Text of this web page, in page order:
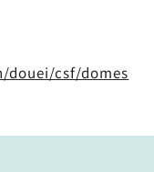
csf/domes